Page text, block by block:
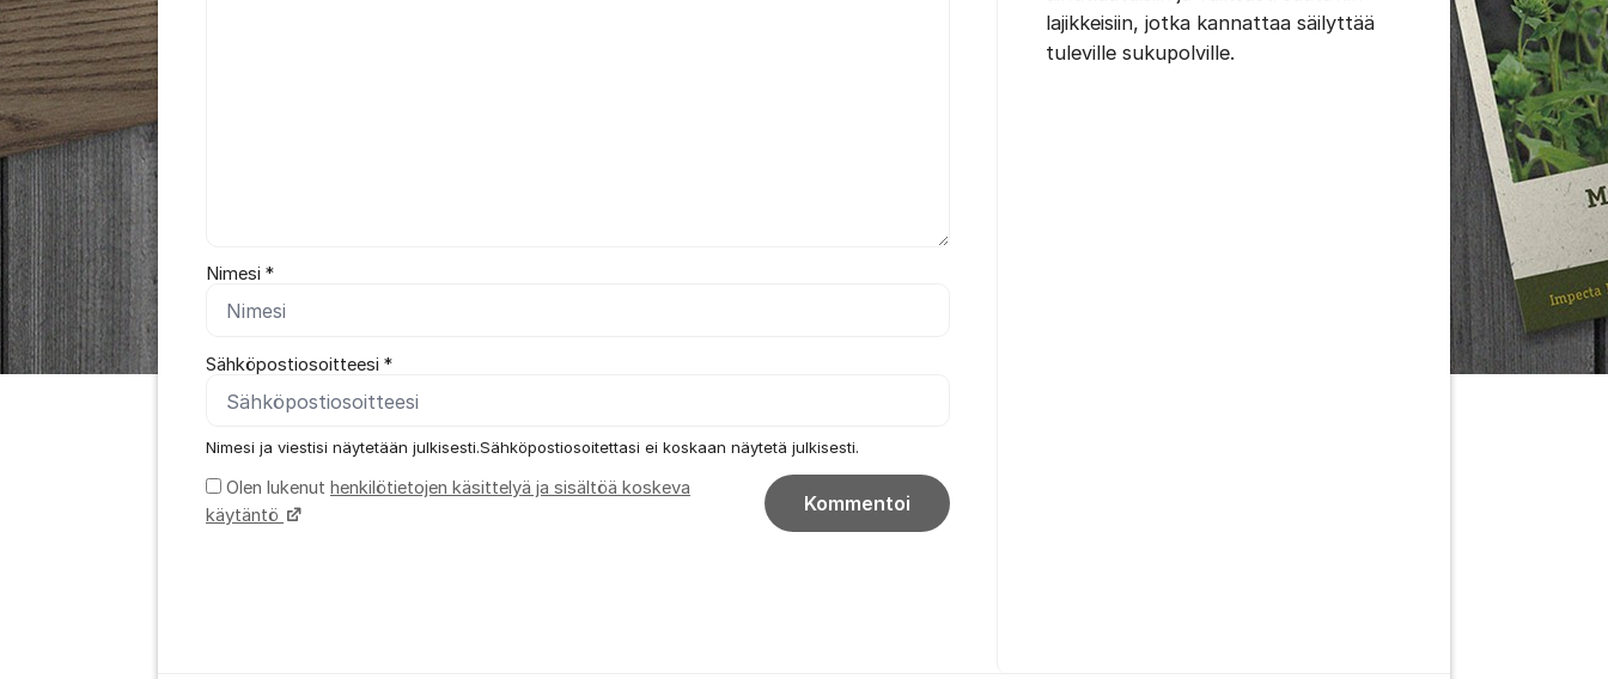
Nimesi *
Sähköpostiosoitteesi *
Nimesi ja viestisi näytetään julkisesti.Sähköpostiosoitettasi ei koskaan näytetä julkisesti.
Olen lukenut henkilötietojen käsittelyä ja sisältöä koskeva
käytäntö
Kommentoi
lajikkeisiin, jotka kannattaa säilyttää
tuleville sukupolville.